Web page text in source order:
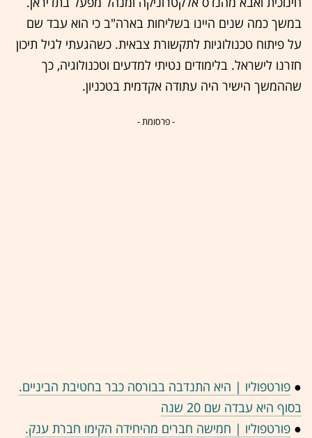
במשך כמה שנים היינו בשליחות בארה"ב כי הוא עבד שם
על פיתוח טכנולוגיות לתקשורת צבאית. כשהגעתי לגיל תיכון
חזרנו לישראל. בלימודים נטיתי למדעים וטכנולוגיה, כך
שההמשך הישיר היה עתודה אקדמית בטכניון.
- פרסומת -
● פורטפוליו | היא התנדבה בבורסה כבר בחטיבת הביניים.
בסוף היא עבדה שם 20 שנה
● פורטפוליו | חמישה חברים מהיחידה הקימו חברת ענק.